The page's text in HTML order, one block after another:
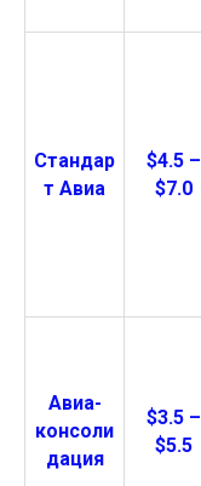
Стандар
т Авиа
$4.5 –
$7.0
Авиа-
консоли
дация
$3.5 –
$5.5